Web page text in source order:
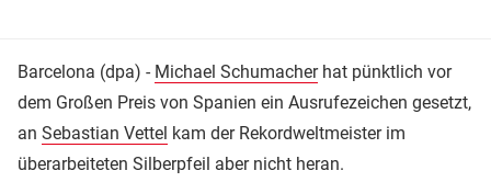
Barcelona (dpa) - Michael Schumacherhat pünktlich vor
dem Großen Preis von Spanien ein Ausrufezeichen gesetzt,
an Sebastian Vettel kam der Rekordweltmeister im
überarbeiteten Silberpfeil aber nicht heran.